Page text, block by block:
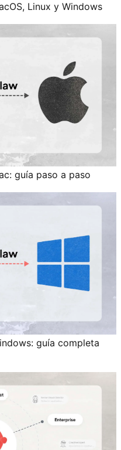
Linux y Windows
guía paso a paso
guía completa